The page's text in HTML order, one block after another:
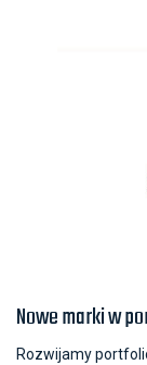
Nowe marki w
Rozwijamy